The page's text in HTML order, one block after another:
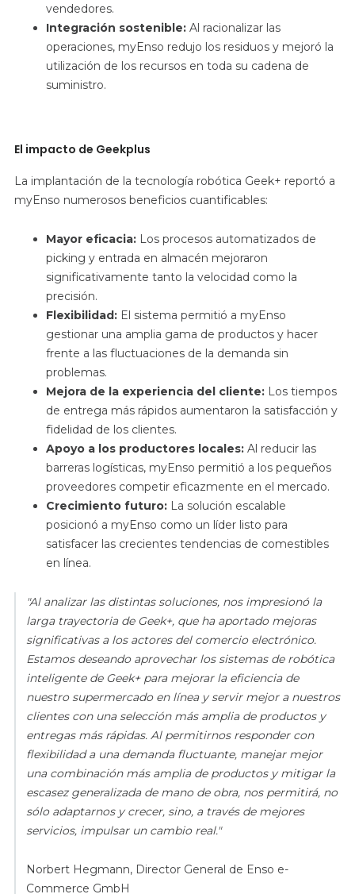
vendedores.
Integración sostenible: Al racionalizar las
operaciones, myEnso redujo los residuos y mejoró la
utilización de los recursos en toda su cadena de
suministro.
El impacto de Geekplus
La implantación de la tecnología robótica Geek+ reportó a
myEnso numerosos beneficios cuantificables:
Mayor eficacia: Los procesos automatizados de
picking y entrada en almacén mejoraron
significativamente tanto la velocidad como la
precisión.
Flexibilidad: El sistema permitió a myEnso
gestionar una amplia gama de productos y hacer
frente a las fluctuaciones de la demanda sin
problemas.
Mejora de la experiencia del cliente: Los tiempos
de entrega más rápidos aumentaron la satisfacción y
fidelidad de los clientes.
Apoyo a los productores locales: Al reducir las
barreras logísticas, myEnso permitió a los pequeños
proveedores competir eficazmente en el mercado.
Crecimiento futuro: La solución escalable
posicionó a myEnso como un líder listo para
satisfacer las crecientes tendencias de comestibles
en línea.
"Al analizar las distintas soluciones, nos impresionó la
larga trayectoria de Geek+, que ha aportado mejoras
significativas a los actores del comercio electrónico.
Estamos deseando aprovechar los sistemas de robótica
inteligente de Geek+ para mejorar la eficiencia de
nuestro supermercado en línea y servir mejor a nuestros
clientes con una selección más amplia de productos y
entregas más rápidas. Al permitirnos responder con
flexibilidad a una demanda fluctuante, manejar mejor
una combinación más amplia de productos y mitigar la
escasez generalizada de mano de obra, nos permitirá, no
sólo adaptarnos y crecer, sino, a través de mejores
servicios, impulsar un cambio real."
Norbert Hegmann, Director General de Enso e-
Commerce GmbH